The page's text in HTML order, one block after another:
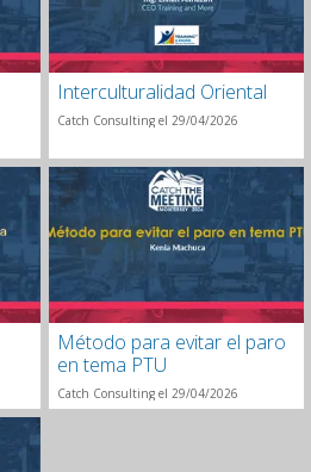
Catch Consulting el 29/04/2026
Interculturalidad Oriental
Catch Consulting el 29/04/2026
Método para evitar el paro
en tema PTU